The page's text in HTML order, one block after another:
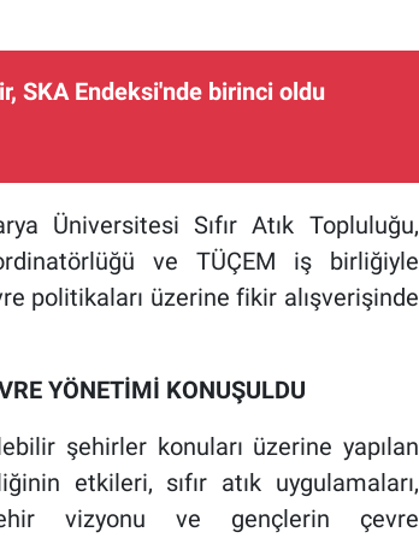
SKA Endeksi'nde birinci oldu
Üniversitesi Sıfır Atık Topluluğu,
ve TÜÇEM iş birliğiyle
politikaları üzerine fikir alışverişinde
YÖNETİMİ KONUŞULDU
şehirler konuları üzerine yapılan
etkileri, sıfır atık uygulamaları,
vizyonu ve gençlerin çevre